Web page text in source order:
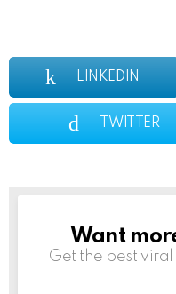
LINKEDIN
TWITTER
NEWSLETTER
Want
Get the best